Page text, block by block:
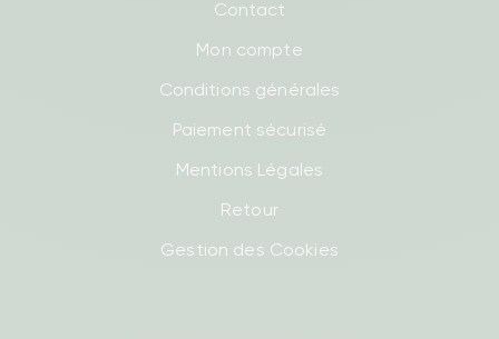
Contact
Mon compte
Conditions générales
Paiement sécurisé
Mentions Légales
Retour
Gestion des Cookies